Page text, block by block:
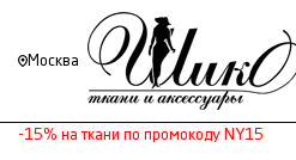
Москва
-15% на ткани по промокоду NY15